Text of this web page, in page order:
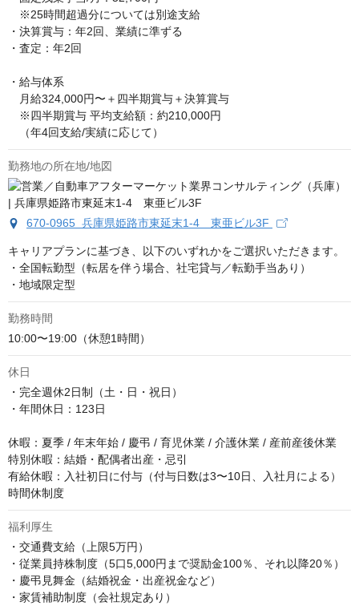
※25時間超過分については別途支給
・決算賞与：年2回、業績に準ずる
・査定：年2回
・給与体系
月給324,000円〜＋四半期賞与＋決算賞与
※四半期賞与 平均支給額：約210,000円
（年4回支給/実績に応じて）
勤務地の所在地/地図
670-0965 兵庫県姫路市東延末1-4 東亜ビル3F
キャリアプランに基づき、以下のいずれかをご選択いただきます。
・全国転勤型（転居を伴う場合、社宅貸与／転勤手当あり）
・地域限定型
勤務時間
10:00〜19:00（休憩1時間）
休日
・完全週休2日制（土・日・祝日）
・年間休日：123日
休暇：夏季 / 年末年始 / 慶弔 / 育児休業 / 介護休業 / 産前産後休業
特別休暇：結婚・配偶者出産・忌引
有給休暇：入社初日に付与（付与日数は3〜10日、入社月による）
時間休制度
福利厚生
・交通費支給（上限5万円）
・従業員持株制度（5口5,000円まで奨励金100％、それ以降20％）
・慶弔見舞金（結婚祝金・出産祝金など）
・家賃補助制度（会社規定あり）